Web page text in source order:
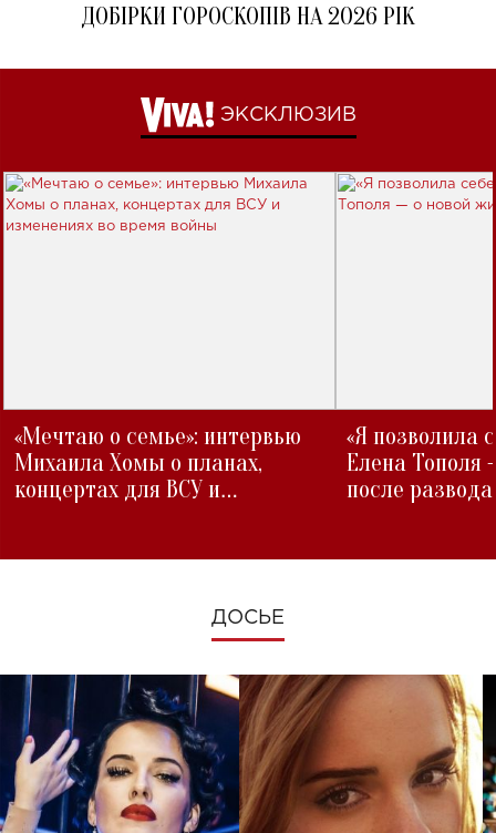
ДОБІРКИ ГОРОСКОПІВ НА 2026 РІК
ЭКСКЛЮЗИВ
«Мечтаю о семье»: интервью
Михаила Хомы о планах,
концертах для ВСУ и
«Я позволила
Елена Тополя
после развода
ДОСЬЕ